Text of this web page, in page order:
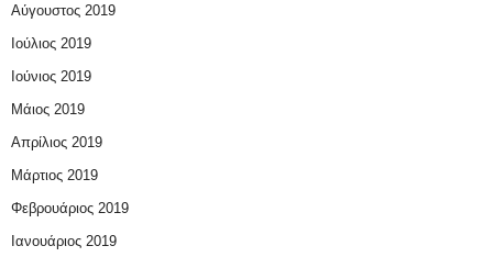
Αύγουστος 2019
Ιούλιος 2019
Ιούνιος 2019
Μάιος 2019
Απρίλιος 2019
Μάρτιος 2019
Φεβρουάριος 2019
Ιανουάριος 2019